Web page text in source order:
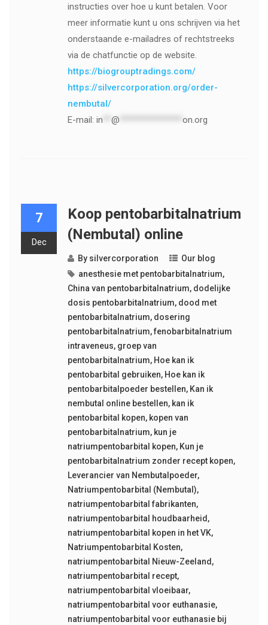
instructies over hoe u kunt betalen. Voor
meer informatie kunt u ons schrijven via het
onderstaande e-mailadres of rechtstreeks
via de chatfunctie op de website.
https://biogrouptradings.com/
https://silvercorporation.org/order-
nembutal/
E-mail: in @ on.org
7
Dec
Koop pentobarbitalnatrium
(Nembutal) online
By silvercorporation
Our blog
anesthesie met pentobarbitalnatrium,
China van pentobarbitalnatrium, dodelijke
dosis pentobarbitalnatrium, dood met
pentobarbitalnatrium, dosering
pentobarbitalnatrium,fenobarbitalnatrium
intraveneus, groep van
pentobarbitalnatrium, Hoe kan ik
pentobarbital gebruiken, Hoe kan ik
pentobarbitalpoeder bestellen, Kan ik
nembutal online bestellen, kan ik
pentobarbital kopen, kopen van
pentobarbitalnatrium, kun je
natriumpentobarbital kopen, Kun je
pentobarbitalnatrium zonder recept kopen,
Leverancier van Nembutalpoeder,
Natriumpentobarbital (Nembutal),
natriumpentobarbital fabrikanten,
natriumpentobarbital houdbaarheid ,
natriumpentobarbital kopen in het VK,
Natriumpentobarbital Kosten,
natriumpentobarbital Nieuw-Zeeland ,
natriumpentobarbital recept,
natriumpentobarbital vloeibaar,
natriumpentobarbital voor euthanasie,
natriumpentobarbital voor euthanasie bij